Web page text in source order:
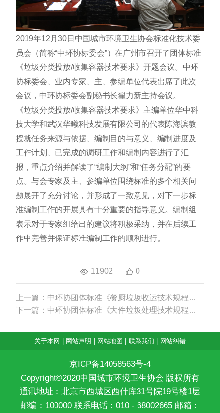
2019年12月30日中国城市环境卫生协会标准化技术委
员会（简称“中环协标委会”）在广州市召开了团体标准
《垃圾分类投放/收集容器技术要求》开题会议。中环
协标委会、业内专家、主、参编单位代表出席了此次
会议，中环协标委会副秘书长翟力新主持会议。
《垃圾分类投放/收集容器技术要求》主编单位华中科
技大学和武汉华曦科技发展有限公司的代表陈海滨教
授就任务来源与依据、编制目的与意义、编制进度及
工作计划、已完成的调研工作和编制内容进行了汇
报，重点介绍并解读了“编制大纲”和“任务分配”的要
点。与会专家及主、参编单位围绕标准的多个相关问
题展开了充分讨论，并形成了一致意见，对下一步标
准编制工作的开展具有十分重要的指导意义。编制组
表示对于专家组给出的建议将积极采纳，并在后续工
作中完善并保证标准编制工作的顺利进行。
11902 0
上一篇：中环协团体标准《餐厨垃圾收运技术规程》专...
下一篇：中环协团体标准《大件垃圾处理技术规程》专...
关于本网 | 网站声明 | 网站地图 | 联系我们 | 网站纠错
京ICP备14058563号-4
Copyright©2020中国城市环境卫生协会 版权所有
通讯地址：北京市西城区西什库31号院19号楼1层
邮编：100000 联系电话：010 - 68002665 邮箱：